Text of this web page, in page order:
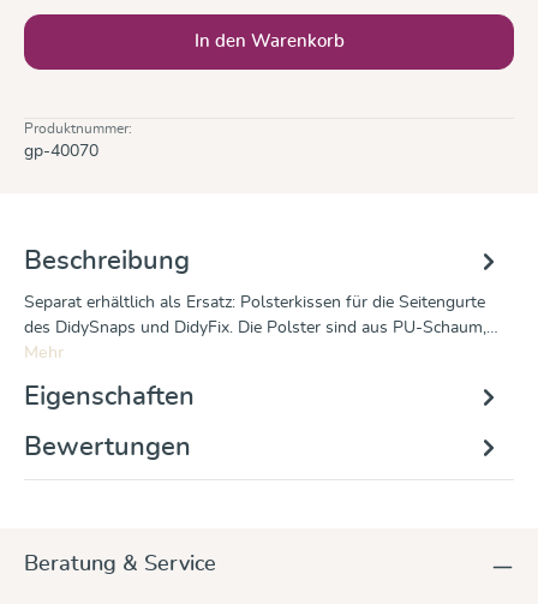
In den Warenkorb
Produktnummer:
gp-40070
Beschreibung
Separat erhältlich als Ersatz: Polsterkissen für die Seitengurte
des DidySnaps und DidyFix. Die Polster sind aus PU-Schaum,…
Mehr
Eigenschaften
Bewertungen
Beratung & Service